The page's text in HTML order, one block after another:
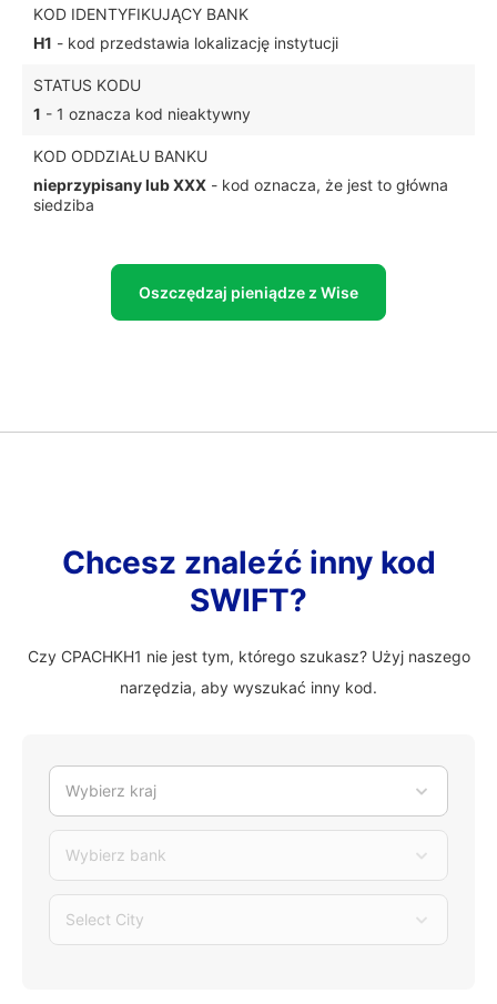
KOD IDENTYFIKUJĄCY BANK
H1 - kod przedstawia lokalizację instytucji
STATUS KODU
1 - 1 oznacza kod nieaktywny
KOD ODDZIAŁU BANKU
nieprzypisany lub XXX - kod oznacza, że jest to główna
siedziba
Oszczędzaj pieniądze z Wise
Chcesz znaleźć inny kod
SWIFT?
Czy CPACHKH1 nie jest tym, którego szukasz? Użyj naszego
narzędzia, aby wyszukać inny kod.
Wybierz kraj
Wybierz bank
Select City